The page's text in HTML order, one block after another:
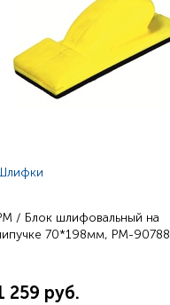
/ Блок шлифовальный на
70*198мм, РМ-90788
259 руб.